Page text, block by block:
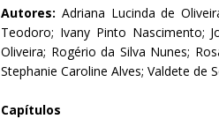
Autores: Adriana Lucinda de
Teodoro; Ivany Pinto Nascimento;
Oliveira; Rogério da Silva Nunes;
Stephanie Caroline Alves; Valdete de
Capítulos